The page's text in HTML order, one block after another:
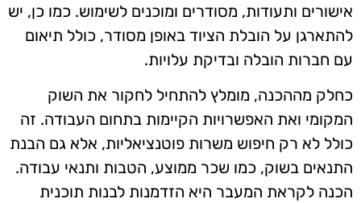
אישורים ותעודות, מסודרים ומוכנים לשימוש. כמו כן, יש
להתארגן על הובלת הציוד באופן מסודר, כולל תיאום
עם חברות הובלה ובדיקת עלויות.
כחלק מההכנה, מומלץ להתחיל לחקור את השוק
המקומי ואת האפשרויות הקיימות בתחום העבודה. זה
כולל לא רק חיפוש משרות פוטנציאליות, אלא גם הבנת
התנאים בשוק, כמו שכר ממוצע, הטבות ותנאי עבודה.
הכנה לקראת המעבר היא הזדמנות לבנות תוכנית